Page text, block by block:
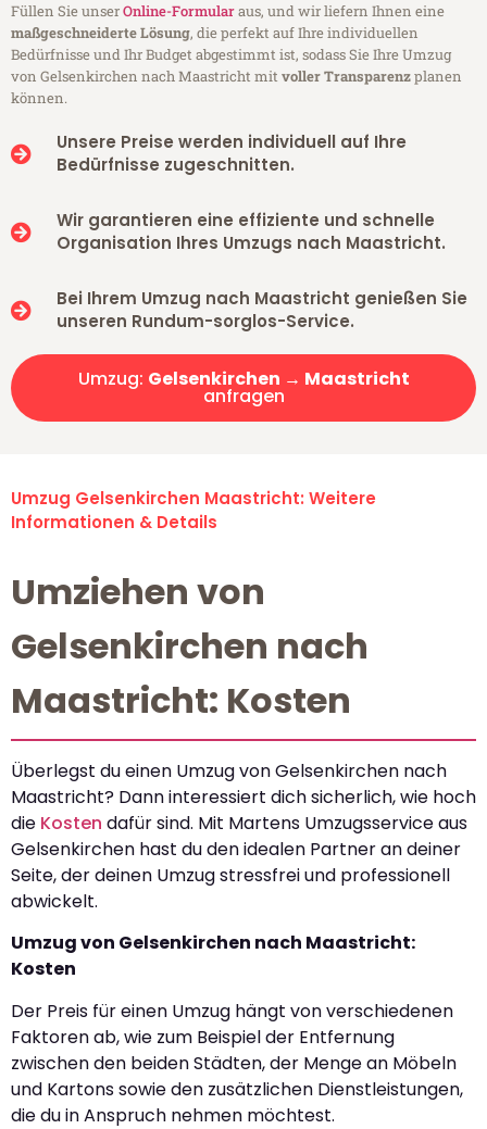
Füllen Sie unserOnline-Formularaus, und wir liefern Ihnen eine
maßgeschneiderte Lösung, die perfekt auf Ihre individuellen
Bedürfnisse und Ihr Budget abgestimmt ist, sodass Sie Ihre Umzug
von Gelsenkirchen nach Maastricht mitvoller Transparenzplanen
können.
Unsere Preise werden individuell auf Ihre
Bedürfnisse zugeschnitten.
Wir garantieren eine effiziente und schnelle
Organisation Ihres Umzugs nach Maastricht.
Bei Ihrem Umzug nach Maastricht genießen Sie
unseren Rundum-sorglos-Service.
Umzug: Gelsenkirchen → Maastricht
anfragen
Umzug Gelsenkirchen Maastricht: Weitere
Informationen & Details
Umziehen von
Gelsenkirchen nach
Maastricht: Kosten
Überlegst du einen Umzug von Gelsenkirchen nach
Maastricht? Dann interessiert dich sicherlich, wie hoch
die Kosten dafür sind. Mit Martens Umzugsservice aus
Gelsenkirchen hast du den idealen Partner an deiner
Seite, der deinen Umzug stressfrei und professionell
abwickelt.
Umzug von Gelsenkirchen nach Maastricht:
Kosten
Der Preis für einen Umzug hängt von verschiedenen
Faktoren ab, wie zum Beispiel der Entfernung
zwischen den beiden Städten, der Menge an Möbeln
und Kartons sowie den zusätzlichen Dienstleistungen,
die du in Anspruch nehmen möchtest.